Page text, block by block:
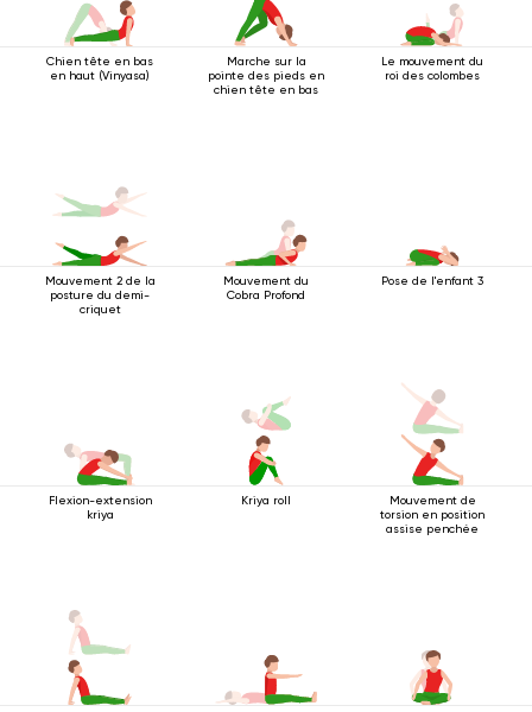
Chien tête en bas
en haut (Vinyasa)
Marche sur la
pointe des pieds en
chien tête en bas
Le mouvement du
roi des colombes
Mouvement 2 de la
posture du demi-
criquet
Mouvement du
Cobra Profond
Pose de l'enfant 3
Flexion-extension
kriya
Kriya roll
Mouvement de
torsion en position
assise penchée